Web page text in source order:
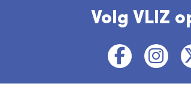
Volg VLIZ